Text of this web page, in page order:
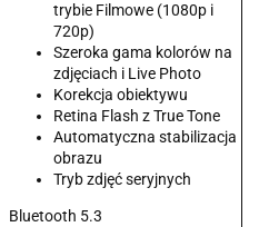
trybie Filmowe (1080p i
720p)
Szeroka gama kolorów na
zdjęciach i Live Photo
Korekcja obiektywu
Retina Flash z True Tone
Automatyczna stabilizacja
obrazu
Tryb zdjęć seryjnych
Bluetooth 5.3